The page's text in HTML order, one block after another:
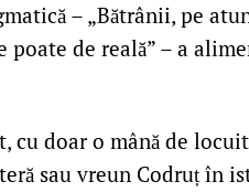
– „Bătrânii, pe
de reală” – a
cu doar o mână de
sau vreun Codruț în